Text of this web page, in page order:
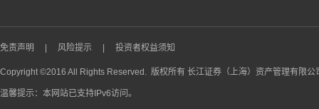
免责声明 风险提示 投资者权益须知
Copyright ©2016 All Rights Reserved. 版权所有 长江证券（上海）资产管理有限
温馨提示：本网站已支持IPv6访问。